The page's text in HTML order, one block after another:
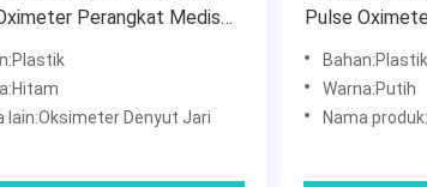
Perangkat Medis
lain:Oksimeter Denyut Jari
Pulse
Habis
Bahan:Plastik
Warna:Putih
Nama